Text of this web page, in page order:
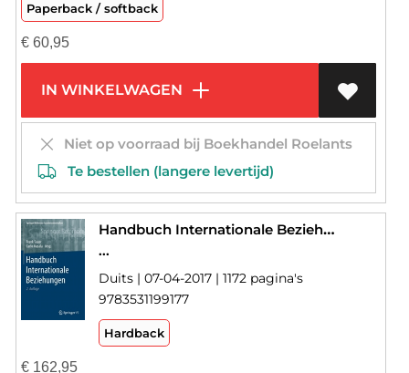
Paperback / softback
€60,95
IN WINKELWAGEN
Niet op voorraad bij Boekhandel Roelants
Te bestellen (langere levertijd)
Handbuch Internationale Beziehungen
...
Duits | 07-04-2017 | 1172 pagina's
9783531199177
Hardback
€162,95